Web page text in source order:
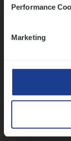
Performance
Marketing